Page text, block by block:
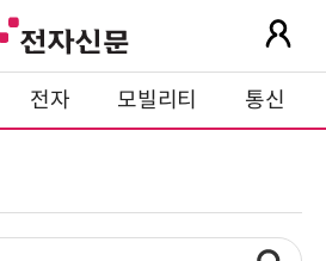
전자 모빌리티 통신